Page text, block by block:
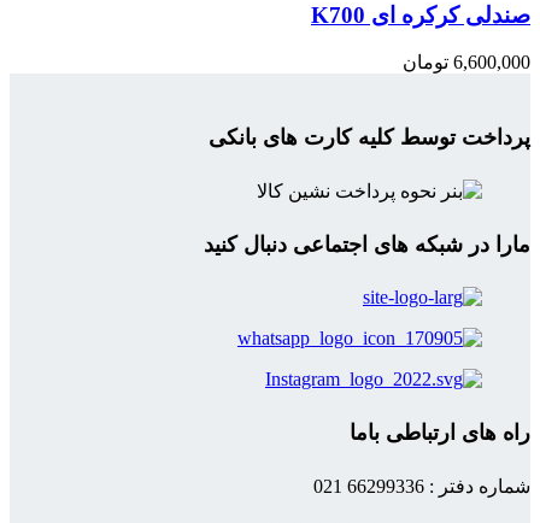
صندلی کرکره ای K700
6,600,000 تومان
پرداخت توسط کلیه کارت های بانکی
مارا در شبکه های اجتماعی دنبال کنید
راه های ارتباطی باما
شماره دفتر : 66299336 021